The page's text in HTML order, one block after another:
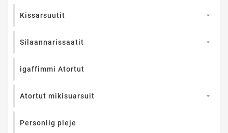
Kissarsuutit 
Silaannarissaatit 
igaffimmi Atortut
Atortut mikisuarsuit 
Personlig pleje